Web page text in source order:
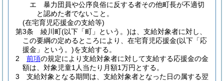
エ
暴力団員や公序良俗に反する者その他町長が不適切
と認めた者でないこと。
(在宅育児応援金の支給等)
第3条
綾川町(以下「町」という。)は、支給対象者に対し、
この要綱の定めるところにより、在宅育児応援金(以下「応
援金」という。)を支給する。
2
前項の規定により支給対象者に対して支給する応援金の金
額は、対象児童1人当たり月額1万円とする。
3
支給対象となる期間は、支給対象者となった日の属する翌